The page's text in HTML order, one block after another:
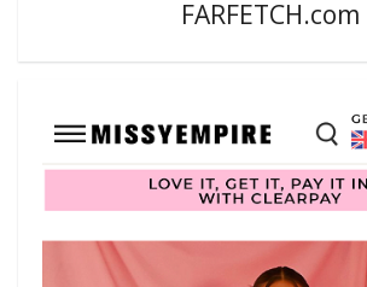
FARFETCH.com